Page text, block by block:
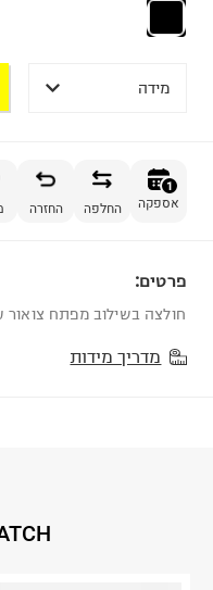
מידה
1
אספקה החלפה החזרה
פרטים:
חולצה בשילוב מפתח צואור
מדריך מידות